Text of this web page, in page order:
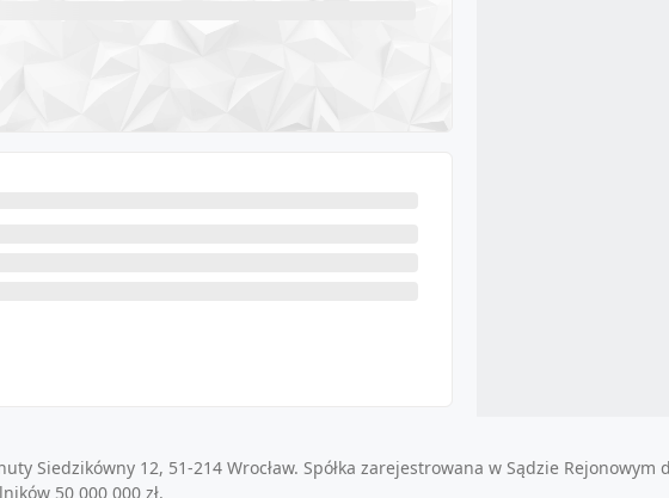
Siedzikówny 12, 51-214 Wrocław. Spółka zarejestrowana w Sądzie Rejonowym
50 000 000 zł.